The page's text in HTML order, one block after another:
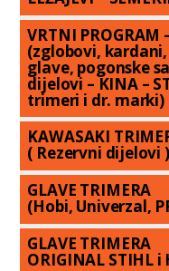
VRTNI PROGRAM
(zglobovi,
glave, pogonske
dijelovi – KINA –
trimeri i dr. marki)
KAWASAKI
( Rezervni dijelovi )
GLAVE TRIMERA
(Hobi, Univerzal,
GLAVE TRIMERA
ORIGINAL STIHL i